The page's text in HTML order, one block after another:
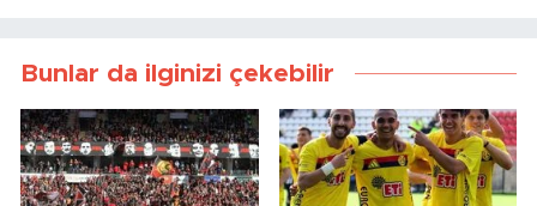
Bunlar da ilginizi çekebilir